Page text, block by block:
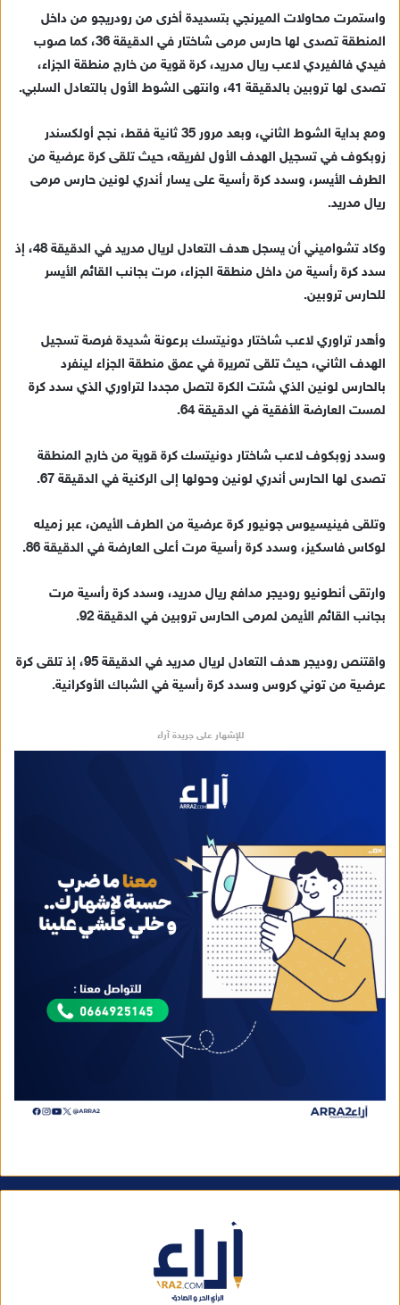
واستمرت محاولات الميرنجي بتسديدة أخرى من رودريجو من داخل
المنطقة تصدى لها حارس مرمى شاختار في الدقيقة 36، كما صوب
فيدي فالفيردي لاعب ريال مدريد، كرة قوية من خارج منطقة الجزاء،
تصدى لها تروبين بالدقيقة 41، وانتهى الشوط الأول بالتعادل السلبي.
ومع بداية الشوط الثاني، وبعد مرور 35 ثانية فقط، نجح أولكسندر
زوبكوف في تسجيل الهدف الأول لفريقه، حيث تلقى كرة عرضية من
الطرف الأيسر، وسدد كرة رأسية على يسار أندري لونين حارس مرمى
ريال مدريد.
وكاد تشواميني أن يسجل هدف التعادل لريال مدريد في الدقيقة 48، إذ
سدد كرة رأسية من داخل منطقة الجزاء، مرت بجانب القائم الأيسر
للحارس تروبين.
وأهدر تراوري لاعب شاختار دونيتسك برعونة شديدة فرصة تسجيل
الهدف الثاني، حيث تلقى تمريرة في عمق منطقة الجزاء لينفرد
بالحارس لونين الذي شتت الكرة لتصل مجددا لتراوري الذي سدد كرة
لمست العارضة الأفقية في الدقيقة 64.
وسدد زوبكوف لاعب شاختار دونيتسك كرة قوية من خارج المنطقة
تصدى لها الحارس أندري لونين وحولها إلى الركنية في الدقيقة 67.
وتلقى فينيسيوس جونيور كرة عرضية من الطرف الأيمن، عبر زميله
لوكاس فاسكيز، وسدد كرة رأسية مرت أعلى العارضة في الدقيقة 86.
وارتقى أنطونيو روديجر مدافع ريال مدريد، وسدد كرة رأسية مرت
بجانب القائم الأيمن لمرمى الحارس تروبين في الدقيقة 92.
واقتنص روديجر هدف التعادل لريال مدريد في الدقيقة 95، إذ تلقى كرة
عرضية من توني كروس وسدد كرة رأسية في الشباك الأوكرانية.
للإشهار على جريدة آراء